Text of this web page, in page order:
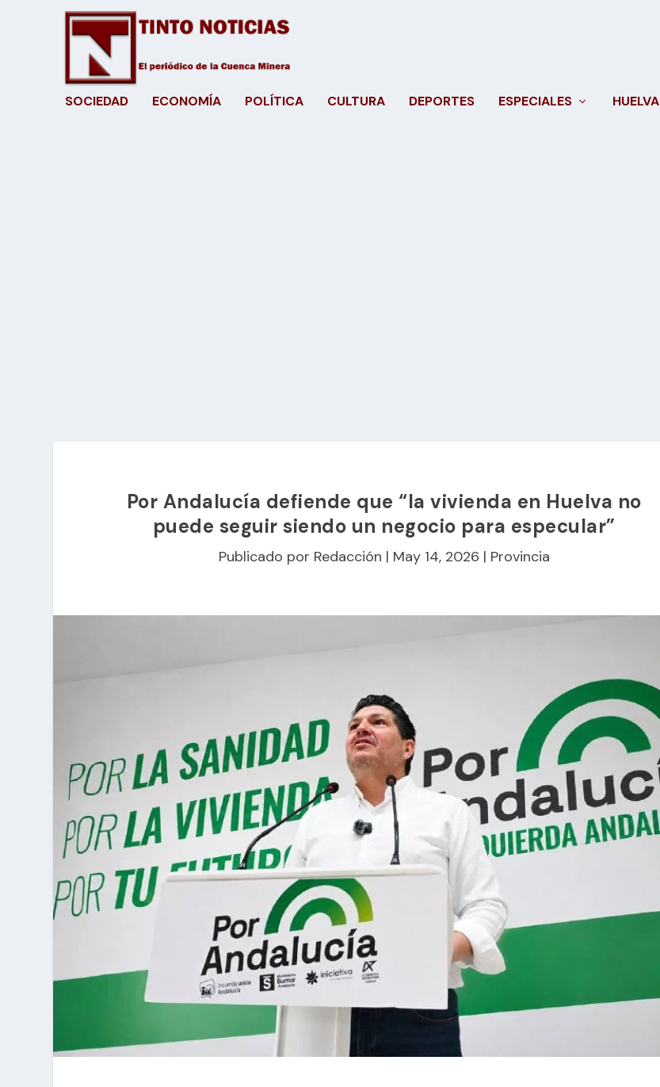
SOCIEDAD ECONOMÍA POLÍTICA CULTURA DEPORTES ESPECIALES HUELVA
Por Andalucía defiende que “la vivienda en Huelva no
puede seguir siendo un negocio para especular”
Publicado por Redacción | May 14, 2026 | Provincia